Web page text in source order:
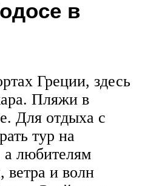
в
Греции, здесь
Пляжи в
Для отдыха с
тур на
а любителям
и волн